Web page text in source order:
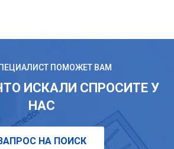
ПОМОЖЕТ ВАМ
ИСКАЛИ СПРОСИТЕ У
НАС
НА ПОИСК